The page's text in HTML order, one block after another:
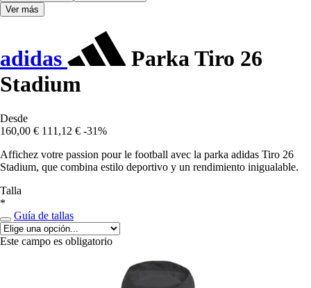
Ver más
adidas
Parka Tiro 26
Stadium
Desde
160,00 € 111,12 € -31%
Affichez votre passion pour le football avec la parka adidas Tiro 26
Stadium, que combina estilo deportivo y un rendimiento inigualable.
Talla
*
Guía de tallas
Este campo es obligatorio